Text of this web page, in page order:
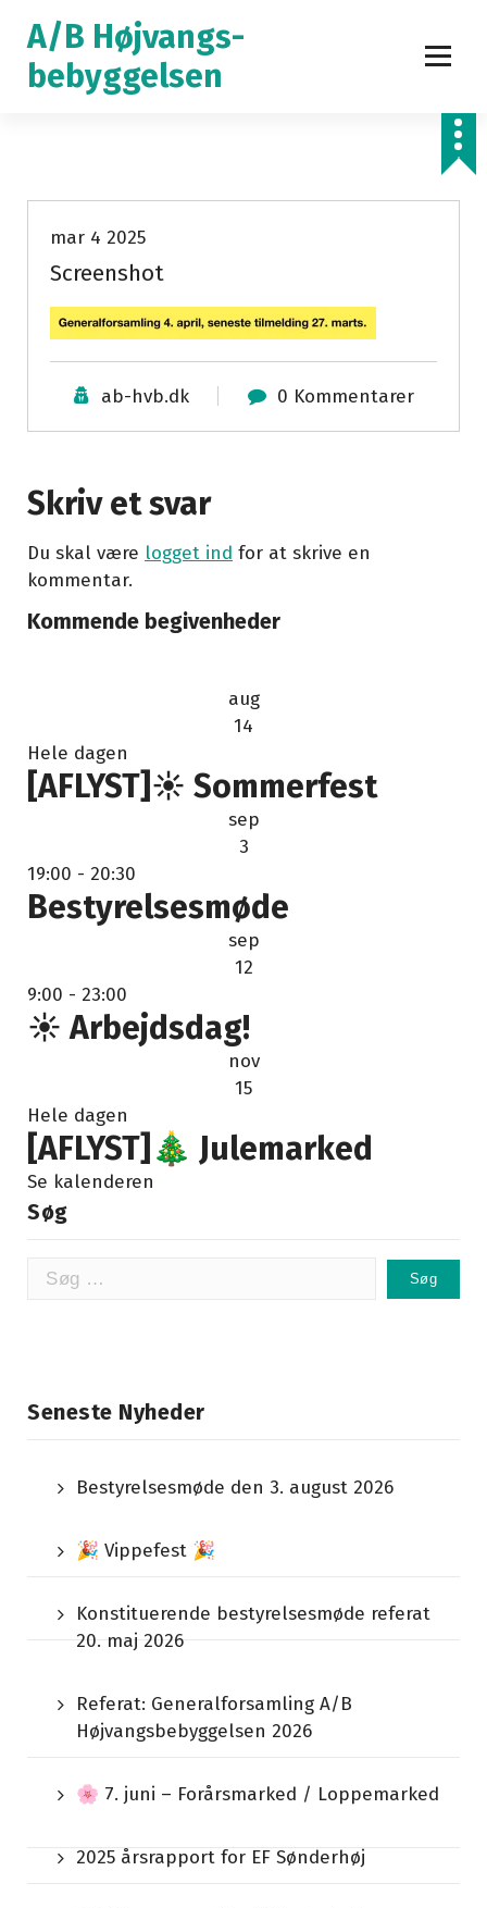
A/B Højvangs-
bebyggelsen
mar 4 2025
Screenshot
ab-hvb.dk 0 Kommentarer
Skriv et svar
Du skal være logget ind for at skrive en
kommentar.
Kommende begivenheder
aug
14
Hele dagen
[AFLYST]☀️ Sommerfest
sep
3
19:00 - 20:30
Bestyrelsesmøde
sep
12
9:00 - 23:00
☀️ Arbejdsdag!
nov
15
Hele dagen
[AFLYST]🎄 Julemarked
Se kalenderen
Søg
Søg
Seneste Nyheder
Bestyrelsesmøde den 3. august 2026
🎉 Vippefest 🎉
Konstituerende bestyrelsesmøde referat
20. maj 2026
Referat: Generalforsamling A/B
Højvangsbebyggelsen 2026
🌸 7. juni – Forårsmarked / Loppemarked
2025 årsrapport for EF Sønderhøj